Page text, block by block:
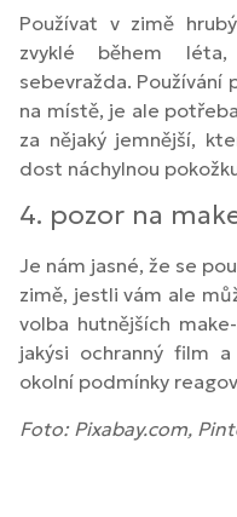
Používat v zimě
zvyklé během
sebevražda. Používání
na místě, je ale
za nějaký jemnější,
dost náchylnou
4. pozor na
Je nám jasné, že se
zimě, jestli vám ale
volba hutnějších
jakýsi ochranný film
okolní podmínky
Foto: Pixabay.com,